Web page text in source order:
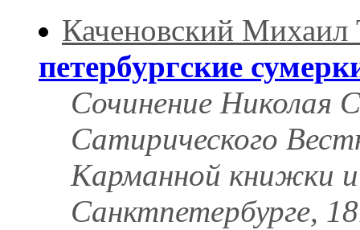
Каченовский
петербургские
Сочинение Николая
Сатирического
Карманной книжки
Санктпетербурге,